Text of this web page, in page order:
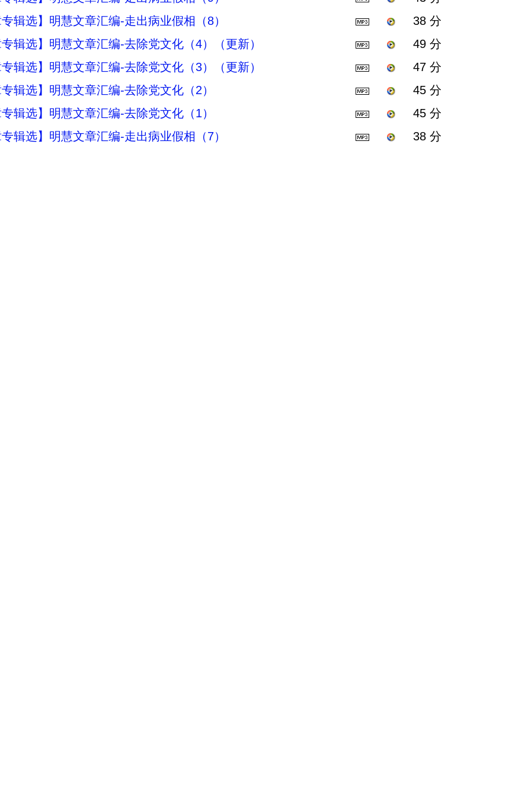
辑选】明慧文章汇编-走出病业假相（8）
38 分
辑选】明慧文章汇编-去除党文化（4）（更新）
49 分
辑选】明慧文章汇编-去除党文化（3）（更新）
47 分
辑选】明慧文章汇编-去除党文化（2）
45 分
辑选】明慧文章汇编-去除党文化（1）
45 分
辑选】明慧文章汇编-走出病业假相（7）
38 分